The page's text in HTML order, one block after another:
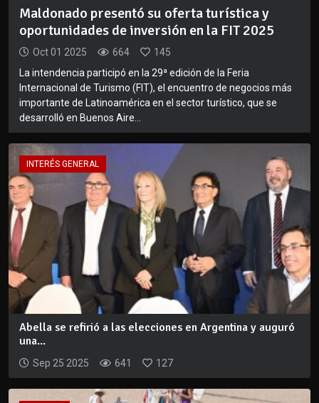
Maldonado presentó su oferta turística y
oportunidades de inversión en la FIT 2025
Oct 01 2025 664
145
La intendencia participó en la 29ª edición de la Feria
Internacional de Turismo (FIT), el encuentro de negocios más
importante de Latinoamérica en el sector turístico, que se
desarrolló en Buenos Aire...
INTERÉS GENERAL
Abella se refirió a las elecciones en Argentina y auguró
una...
Sep 25 2025 641 127